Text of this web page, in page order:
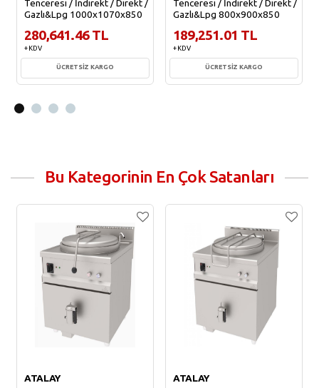
Tenceresi / İndirekt / Direkt /
Gazlı&Lpg 1000x1070x850
280,641.46 TL
+ KDV
ÜCRETSİZ KARGO
Tenceresi / İndirekt / Direkt /
Gazlı&Lpg 800x900x850
189,251.01 TL
+ KDV
ÜCRETSİZ KARGO
Bu Kategorinin En Çok Satanları
ATALAY
ATALAY